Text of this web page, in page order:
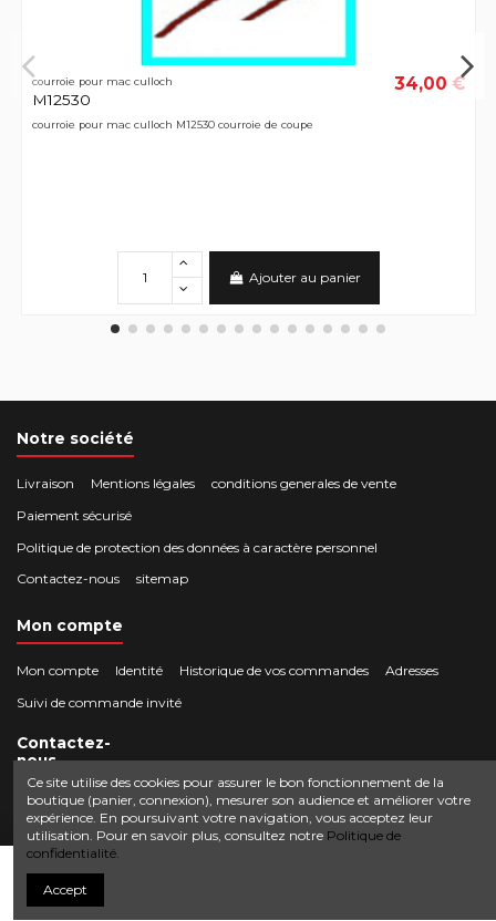
courroie pour mac culloch
M12530
34,00 €
courroie pour mac culloch M12530 courroie de coupe
Ajouter au panier
Notre société
Livraison Mentions légales
conditions generales de vente
Paiement sécurisé
Politique de protection des données à caractère personnel
Contactez-nous
sitemap
Mon compte
Mon compte Identité Historique de vos commandes
Adresses
Suivi de commande invité
Contactez-
nous
Crocbois-motoculture.com
50 route de Villefort 48800 Pied-de-Borne
0624436257
contact@crocbois-motoculture.com
Ce site utilise des cookies pour assurer le bon fonctionnement de la
boutique (panier, connexion), mesurer son audience et améliorer votre
expérience. En poursuivant votre navigation, vous acceptez leur
utilisation. Pour en savoir plus, consultez notre Politique de
confidentialité.
Accept